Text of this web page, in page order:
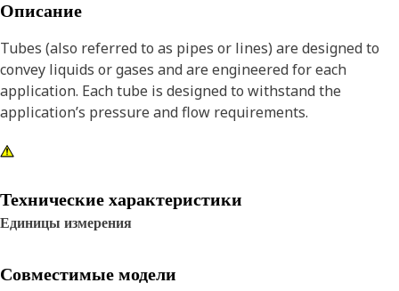
Описание
Tubes (also referred to as pipes or lines) are designed to
convey liquids or gases and are engineered for each
application. Each tube is designed to withstand the
application’s pressure and flow requirements.
Технические характеристики
Единицы измерения
Совместимые модели